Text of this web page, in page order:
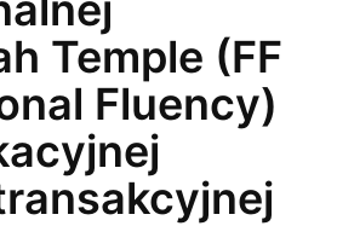
Temple (FF
Fluency)